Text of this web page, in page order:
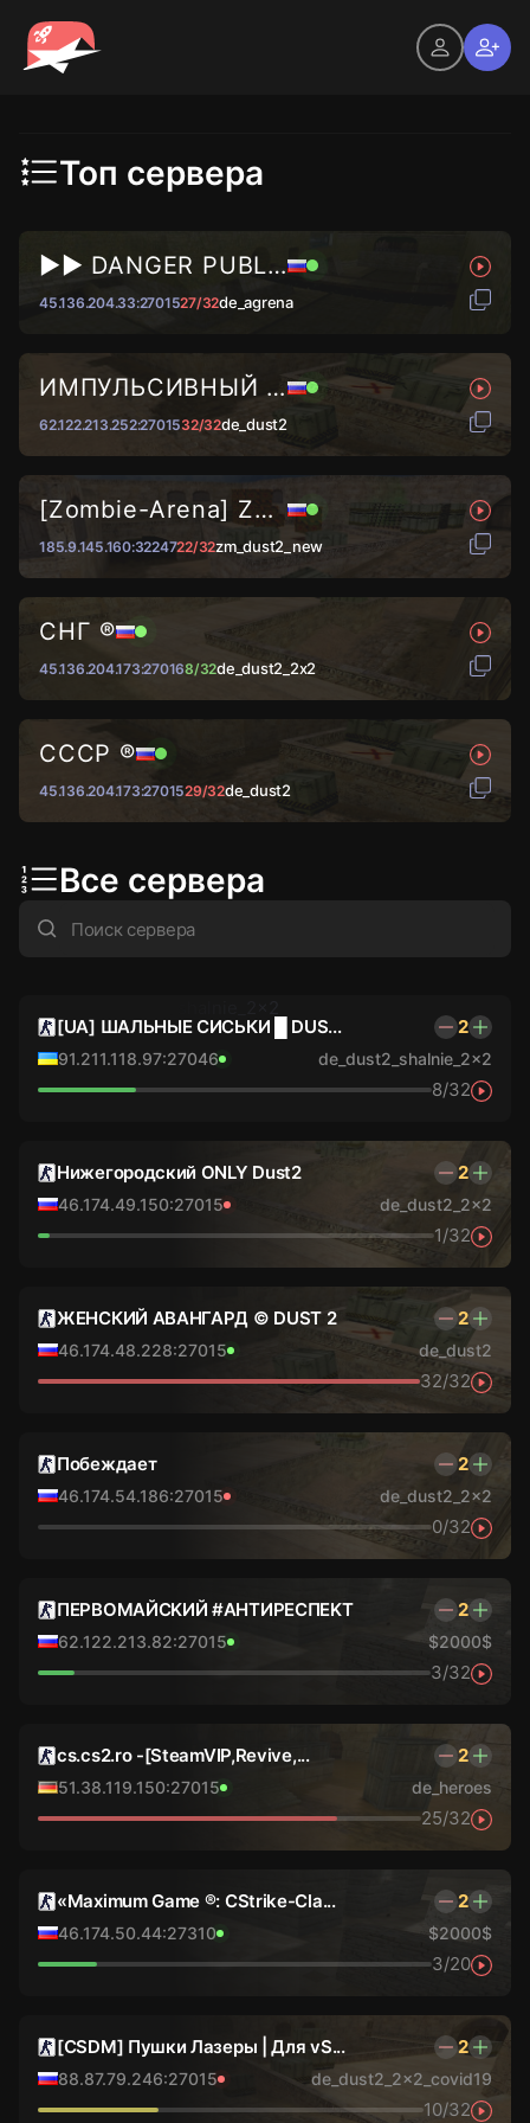
Топ сервера
►► DANGER PUBLIC © 2024...
45.136.204.33:2701527/32de_agrena
ИМПУЛЬСИВНЫЙ ВАЙБ █ DUST2...
62.122.213.252:2701532/32de_dust2
[Zombie-Arena] Zombie KPOBOC...
185.9.145.160:3224722/32zm_dust2_new
СНГ ®
45.136.204.173:270168/32de_dust2_2x2
СССР ®
45.136.204.173:2701529/32de_dust2
Все сервера
[UA] ШАЛЬНЫЕ СИСЬКИ █ DUS... 2
91.211.118.97:27046 de_dust2_shalnie_2x2
8/32
Нижегородский ONLY Dust2 2
46.174.49.150:27015 de_dust2_2x2
1/32
ЖЕНСКИЙ АВАНГАРД © DUST 2 2
46.174.48.228:27015 de_dust2
32/32
Побеждает 2
46.174.54.186:27015 de_dust2_2x2
0/32
ПEPBOMAЙCKИЙ #AHTИPECПEKT 2
62.122.213.82:27015 $2000$
3/32
cs.cs2.ro -[SteamVIP,Revive,... 2
51.38.119.150:27015 de_heroes
25/32
«Maximum Game ®: CStrike-Cla... 2
46.174.50.44:27310 $2000$
3/20
[CSDM] Пушки Лазеры | Для vS... 2
88.87.79.246:27015 de_dust2_2x2_covid19
10/32